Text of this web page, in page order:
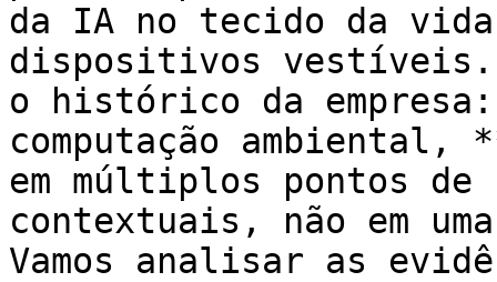
da IA no tecido da
dispositivos vestíveis.
o histórico da
computação
em múltiplos pontos de
contextuais, não em
Vamos analisar as